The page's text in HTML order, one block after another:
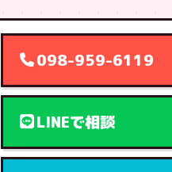
098-959-6119
LINEで相談